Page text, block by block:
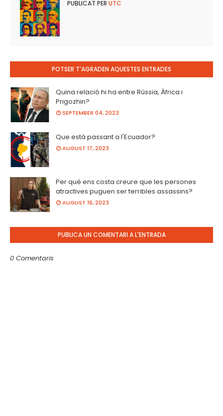
PUBLICAT PER UTC
POTSER T'AGRADEN AQUESTES ENTRADES
Quina relació hi ha entre Rússia, Àfrica i
Prigozhin?
SEPTEMBER 04, 2023
Que està passant a l'Ecuador?
AUGUST 17, 2023
Per qué ens costa creure que les persones
atractives puguen ser terribles assassins?
AUGUST 16, 2023
PUBLICA UN COMENTARI A L'ENTRADA
0 Comentaris